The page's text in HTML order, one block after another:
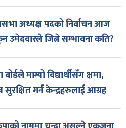
अध्यक्ष पदको निर्वाचन आज
उमेदवारले जित्ने सम्भावना कति?
बोर्डले माग्यो विद्यार्थीसँग क्षमा,
सुरक्षित गर्न केन्द्रहरुलाई आग्रह